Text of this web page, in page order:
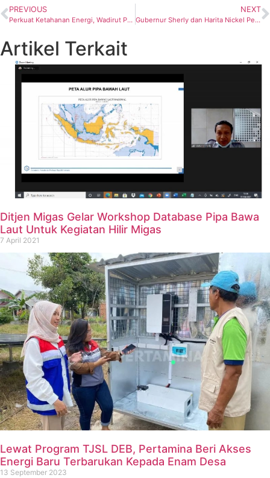
PREVIOUS
Perkuat Ketahanan Energi, Wadirut Pertamina Tekankan Urgensi Kolaborasi Lintas Bisnis
NEXT
Gubernur Sherly dan Harita Nickel Perkuat Kompetensi Generasi Muda Maluku Utara
Artikel Terkait
Ditjen Migas Gelar Workshop Database Pipa Bawa
Laut Untuk Kegiatan Hilir Migas
7 April 2021
Lewat Program TJSL DEB, Pertamina Beri Akses
Energi Baru Terbarukan Kepada Enam Desa
13 September 2023